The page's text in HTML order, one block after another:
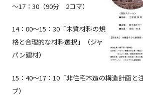
～17：30（90分 2コマ）
14：00～15：30「木質材料の規
格と合理的な材料選択」（ジャ
パン建材）
15：40～17：10「非住宅木造の構造計画と
ブ）